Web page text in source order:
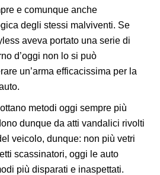
e comunque anche
degli stessi malviventi. Se
aveva portato una serie di
d’oggi non lo si può
un’arma efficacissima per la
metodi oggi sempre più
dunque da atti vandalici rivolti
veicolo, dunque: non più vetri
scassinatori, oggi le auto
più disparati e inaspettati.